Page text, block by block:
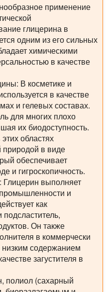
применение
глицерина в
одним из его сильных
химическими
в качестве
В косметике и
в качестве
и гелевых составах.
для многих плохо
их биодоступность.
областях
природой в виде
обеспечивает
и гигроскопичность.
Глицерин выполняет
и
как
Он также
в коммерчески
низким содержанием
загустителя в
полиол (сахарный